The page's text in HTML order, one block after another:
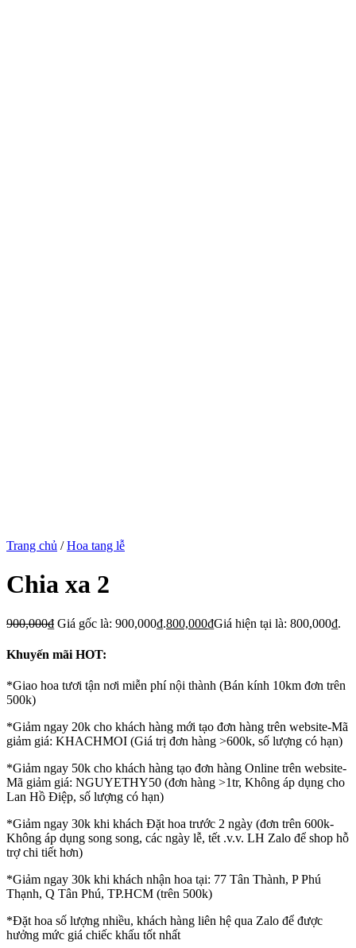
Trang chủ / Hoa tang lễ
Chia xa 2
900,000₫ Giá gốc là: 900,000₫.800,000₫Giá hiện tại là: 800,000₫.
Khuyến mãi HOT:
*Giao hoa tươi tận nơi miễn phí nội thành (Bán kính 10km đơn trên
500k)
*Giảm ngay 20k cho khách hàng mới tạo đơn hàng trên website-Mã
giảm giá: KHACHMOI (Giá trị đơn hàng >600k, số lượng có hạn)
*Giảm ngay 50k cho khách hàng tạo đơn hàng Online trên website-
Mã giảm giá: NGUYETHY50 (đơn hàng >1tr, Không áp dụng cho
Lan Hồ Điệp, số lượng có hạn)
*Giảm ngay 30k khi khách Đặt hoa trước 2 ngày (đơn trên 600k-
Không áp dụng song song, các ngày lễ, tết .v.v. LH Zalo để shop hỗ
trợ chi tiết hơn)
*Giảm ngay 30k khi khách nhận hoa tại: 77 Tân Thành, P Phú
Thạnh, Q Tân Phú, TP.HCM (trên 500k)
*Đặt hoa số lượng nhiều, khách hàng liên hệ qua Zalo để được
hưởng mức giá chiếc khấu tốt nhất